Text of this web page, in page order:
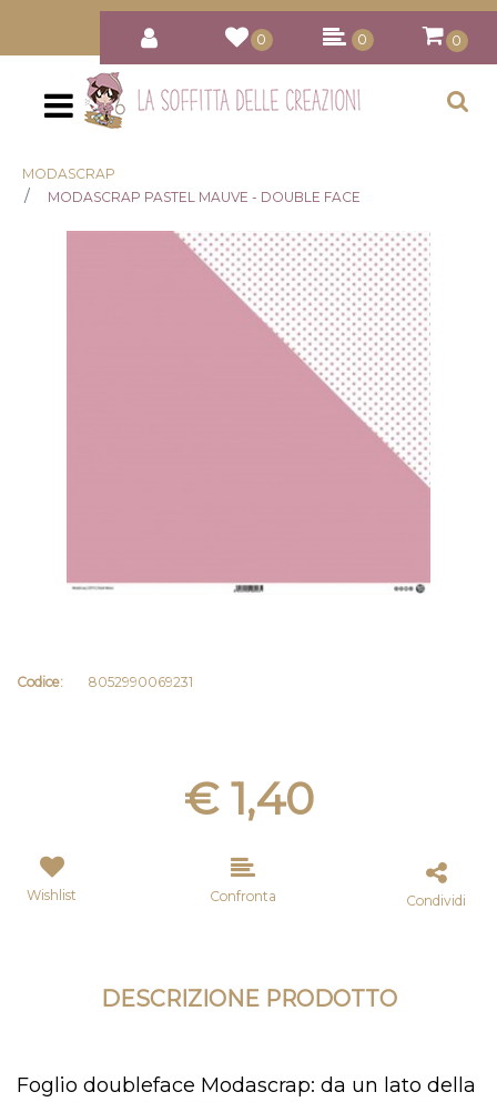
0 0 0
Open
MODASCRAP
MODASCRAP PASTEL MAUVE - DOUBLE FACE
Codice: 8052990069231
€ 1,40
Wishlist Confronta Condividi
DESCRIZIONE PRODOTTO
Foglio doubleface Modascrap: da un lato della